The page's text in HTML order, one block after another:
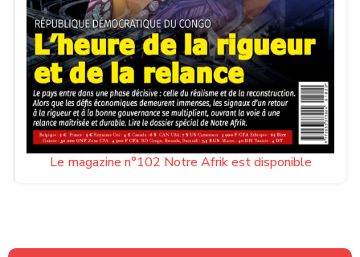
Le magazine n°102 Notre Afrik est disponible